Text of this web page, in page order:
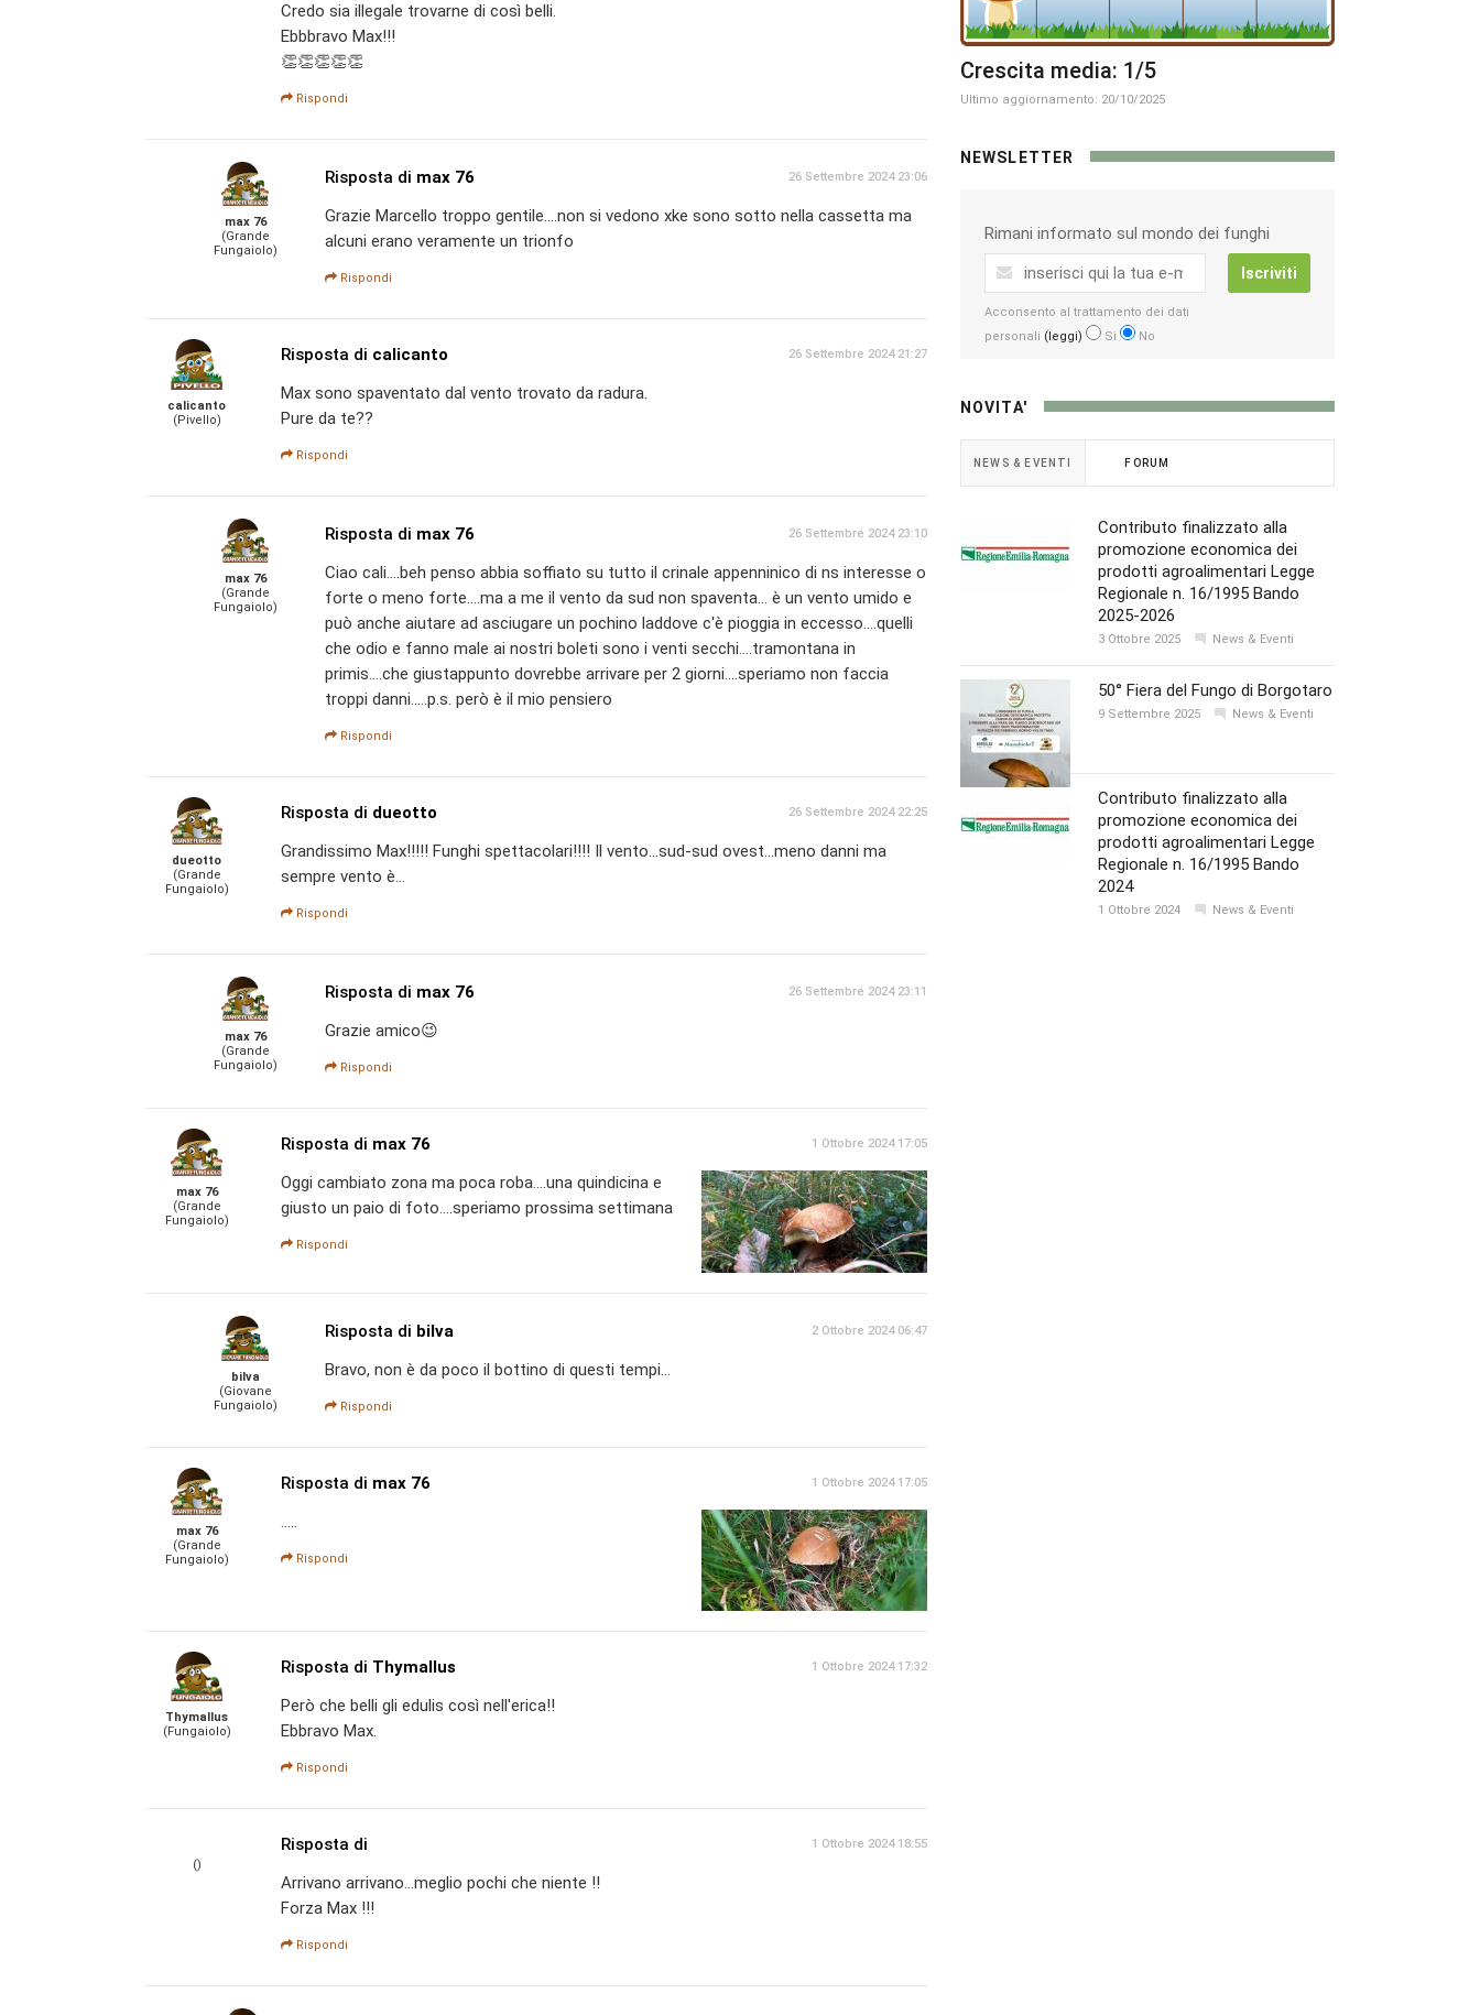
Credo sia illegale trovarne di così belli.
Ebbbravo Max!!!
👏👏👏👏👏
Rispondi
max 76
(Grande
Fungaiolo)
Risposta di max 76 26 Settembre 2024 23:06
Grazie Marcello troppo gentile....non si vedono xke sono sotto nella cassetta ma
alcuni erano veramente un trionfo
Rispondi
calicanto
(Pivello)
Risposta di calicanto 26 Settembre 2024 21:27
Max sono spaventato dal vento trovato da radura.
Pure da te??
Rispondi
max 76
(Grande
Fungaiolo)
Risposta di max 76 26 Settembre 2024 23:10
Ciao cali....beh penso abbia soffiato su tutto il crinale appenninico di ns interesse o
forte o meno forte....ma a me il vento da sud non spaventa... è un vento umido e
può anche aiutare ad asciugare un pochino laddove c'è pioggia in eccesso....quelli
che odio e fanno male ai nostri boleti sono i venti secchi....tramontana in
primis....che giustappunto dovrebbe arrivare per 2 giorni....speriamo non faccia
troppi danni.....p.s. però è il mio pensiero
Rispondi
dueotto
(Grande
Fungaiolo)
Risposta di dueotto 26 Settembre 2024 22:25
Grandissimo Max!!!!! Funghi spettacolari!!!! Il vento...sud-sud ovest...meno danni ma
sempre vento è...
Rispondi
max 76
(Grande
Fungaiolo)
Risposta di max 76 26 Settembre 2024 23:11
Grazie amico😉
Rispondi
max 76
(Grande
Fungaiolo)
Risposta di max 76 1 Ottobre 2024 17:05
Oggi cambiato zona ma poca roba....una quindicina e
giusto un paio di foto....speriamo prossima settimana
Rispondi
bilva
(Giovane
Fungaiolo)
Risposta di bilva 2 Ottobre 2024 06:47
Bravo, non è da poco il bottino di questi tempi...
Rispondi
max 76
(Grande
Fungaiolo)
Risposta di max 76 1 Ottobre 2024 17:05
.....
Rispondi
Thymallus
(Fungaiolo)
Risposta di Thymallus 1 Ottobre 2024 17:32
Però che belli gli edulis così nell'erica!!
Ebbravo Max.
Rispondi
()
Risposta di 1 Ottobre 2024 18:55
Arrivano arrivano...meglio pochi che niente !!
Forza Max !!!
Rispondi
Crescita media: 1/5
Ultimo aggiornamento: 20/10/2025
NEWSLETTER
Rimani informato sul mondo dei funghi
Iscriviti
Acconsento al trattamento dei dati
personali (leggi) Si No
NOVITA'
NEWS & EVENTI FORUM
Contributo finalizzato alla
promozione economica dei
prodotti agroalimentari Legge
Regionale n. 16/1995 Bando
2025-2026
3 Ottobre 2025 News & Eventi
50° Fiera del Fungo di Borgotaro
9 Settembre 2025 News & Eventi
Contributo finalizzato alla
promozione economica dei
prodotti agroalimentari Legge
Regionale n. 16/1995 Bando
2024
1 Ottobre 2024 News & Eventi